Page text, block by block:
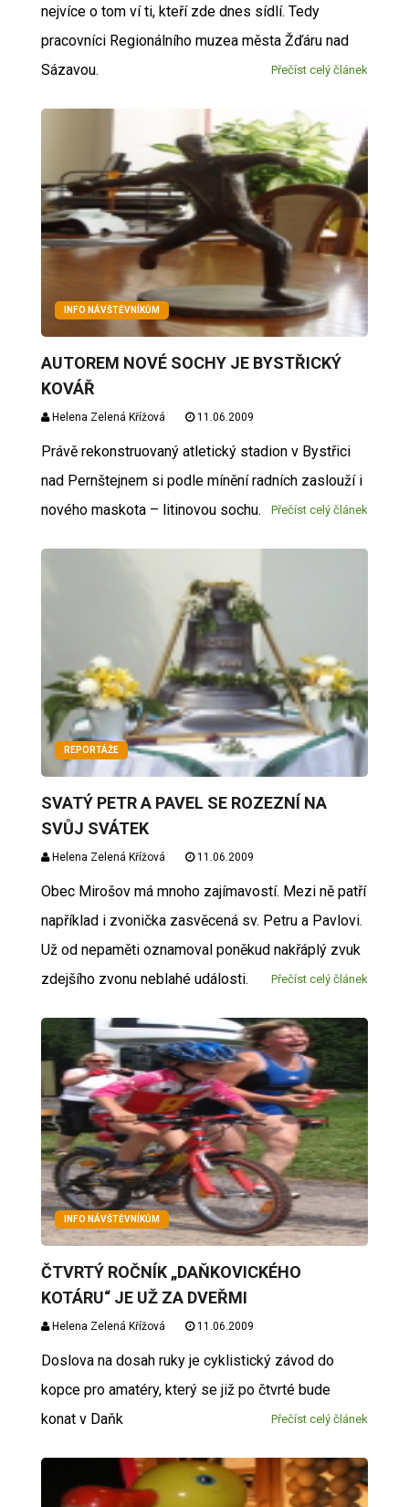
nejvíce o tom ví ti, kteří zde dnes sídlí. Tedy
pracovníci Regionálního muzea města Žďáru nad
Sázavou.
Přečíst celý článek
INFO NÁVŠTĚVNÍKŮM
AUTOREM NOVÉ SOCHY JE BYSTŘICKÝ
KOVÁŘ
Helena Zelená Křížová 11.06.2009
Právě rekonstruovaný atletický stadion v Bystřici
nad Pernštejnem si podle mínění radních zaslouží i
nového maskota – litinovou sochu.
Přečíst celý článek
REPORTÁŽE
SVATÝ PETR A PAVEL SE ROZEZNÍ NA
SVŮJ SVÁTEK
Helena Zelená Křížová 11.06.2009
Obec Mirošov má mnoho zajímavostí. Mezi ně patří
například i zvonička zasvěcená sv. Petru a Pavlovi.
Už od nepaměti oznamoval poněkud nakřáplý zvuk
zdejšího zvonu neblahé události.
Přečíst celý článek
INFO NÁVŠTĚVNÍKŮM
ČTVRTÝ ROČNÍK „DAŇKOVICKÉHO
KOTÁRU“ JE UŽ ZA DVEŘMI
Helena Zelená Křížová 11.06.2009
Doslova na dosah ruky je cyklistický závod do
kopce pro amatéry, který se již po čtvrté bude
konat v Daňk
Přečíst celý článek